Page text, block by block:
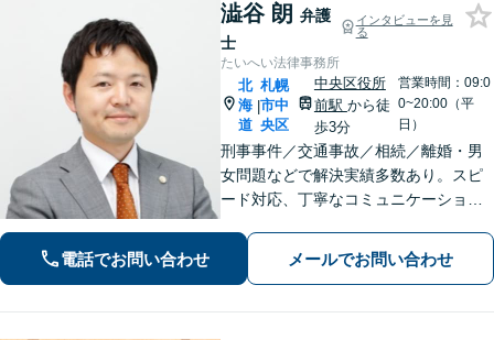
澁谷 朗 弁護
士
インタビューを見
る
たいへい法律事務所
北
海
道
|
札幌
市中
央区
中央区役所
前駅 から徒
歩3分
営業時間：09:0
0~20:00（平
日）
刑事事件／交通事故／相続／離婚・男
女問題などで解決実績多数あり。スピ
ード対応、丁寧なコミュニケーション
【初回無料相談】【速やかな対応】
【夜間土日祝日の相談可】
電話でお問い合わせ メールでお問い合わせ